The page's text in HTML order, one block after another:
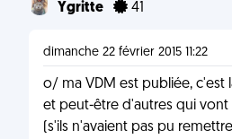
Ygritte 41
dimanche 22 février 2015 11:22
o/ ma VDM est publiée, c'est
et peut-être d'autres qui vont
(s'ils n'avaient pas pu